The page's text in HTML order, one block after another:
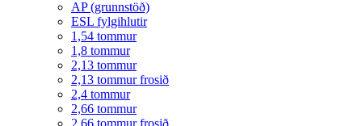
AP (grunnstöð)
ESL fylgihlutir
1,54 tommur
1,8 tommur
2,13 tommur
2,13 tommur frosið
2,4 tommur
2,66 tommur
2,66 tommur frosið